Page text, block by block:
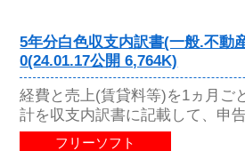
5年分白色収支内訳書(一般.不動
0(24.01.17公開 6,764K)
経費と売上(賃貸料等)を1ヵ月ご
計を収支内訳書に記載して、申
フリーソフト